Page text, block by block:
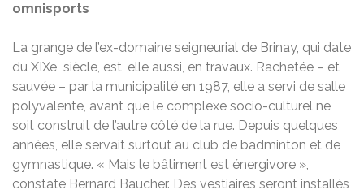
omnisports
La grange de l’ex-domaine seigneurial de Brinay, qui date
du XIXe siècle, est, elle aussi, en travaux. Rachetée – et
sauvée – par la municipalité en 1987, elle a servi de salle
polyvalente, avant que le complexe socio-culturel ne
soit construit de l’autre côté de la rue. Depuis quelques
années, elle servait surtout au club de badminton et de
gymnastique. « Mais le bâtiment est énergivore »,
constate Bernard Baucher. Des vestiaires seront installés